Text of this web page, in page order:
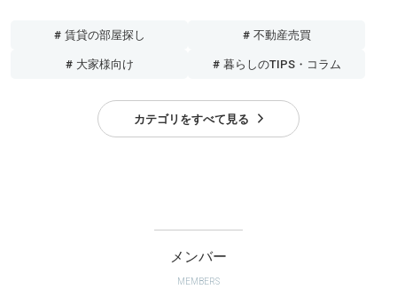
# 賃貸の部屋探し # 不動産売買
# 大家様向け # 暮らしのTIPS・コラム
カテゴリをすべて見る
メンバー
MEMBERS